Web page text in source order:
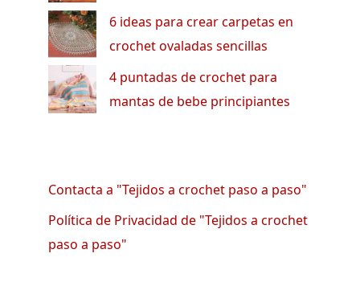
6 ideas para crear carpetas en
crochet ovaladas sencillas
4 puntadas de crochet para
mantas de bebe principiantes
Contacta a "Tejidos a crochet paso a paso"
Política de Privacidad de "Tejidos a crochet
paso a paso"